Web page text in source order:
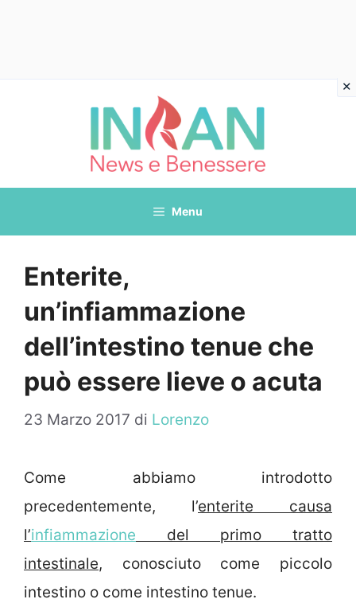
Menu
Enterite,
un’infiammazione
dell’intestino tenue che
può essere lieve o acuta
23 Marzo 2017 di Lorenzo
Come abbiamo introdotto
precedentemente, l’enterite causa
l’infiammazione del primo tratto
intestinale, conosciuto come piccolo
intestino o come intestino tenue.